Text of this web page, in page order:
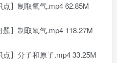
制取氧气.mp4 62.85M
制取氧气.mp4 118.27M
分子和原子.mp4 33.25M